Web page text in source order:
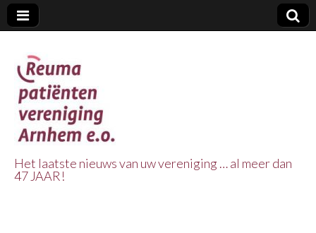
Het laatste nieuws van uw vereniging … al meer dan
47 JAAR!